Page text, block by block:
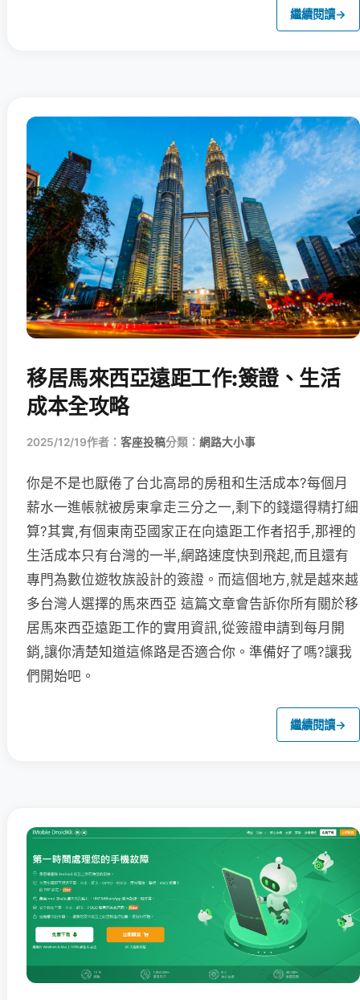
繼續閱讀→
移居馬來西亞遠距工作:簽證、生活
成本全攻略
2025/12/19作者： 客座投稿分類： 網路大小事
你是不是也厭倦了台北高昂的房租和生活成本?每個月
薪水一進帳就被房東拿走三分之一,剩下的錢還得精打細
算?其實,有個東南亞國家正在向遠距工作者招手,那裡的
生活成本只有台灣的一半,網路速度快到飛起,而且還有
專門為數位遊牧族設計的簽證。而這個地方,就是越來越
多台灣人選擇的馬來西亞 這篇文章會告訴你所有關於移
居馬來西亞遠距工作的實用資訊,從簽證申請到每月開
銷,讓你清楚知道這條路是否適合你。準備好了嗎?讓我
們開始吧。
繼續閱讀→